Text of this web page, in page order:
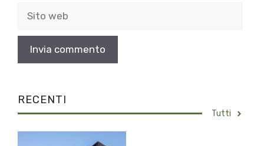
RECENTI
Tutti